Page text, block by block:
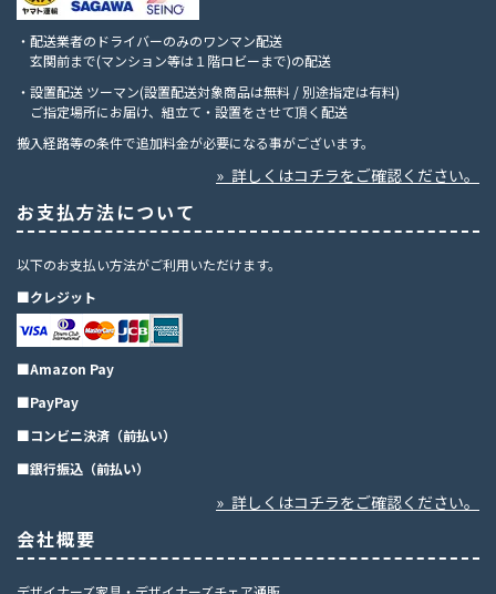
・配送業者のドライバーのみのワンマン配送
玄関前まで(マンション等は１階ロビーまで)の配送
・設置配送 ツーマン(設置配送対象商品は無料 / 別途指定は有料)
ご指定場所にお届け、組立て・設置をさせて頂く配送
搬入経路等の条件で追加料金が必要になる事がございます。
» 詳しくはコチラをご確認ください。
お支払方法について
以下のお支払い方法がご利用いただけます。
■クレジット
■Amazon Pay
■PayPay
■コンビニ決済（前払い）
■銀行振込（前払い）
» 詳しくはコチラをご確認ください。
会社概要